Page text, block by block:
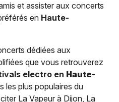
et assister aux concerts
en Haute-
dédiées aux
que vous retrouverez
electro en Haute-
les plus populaires du
La Vapeur à Dijon, La